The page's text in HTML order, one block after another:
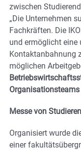
zwischen
„Die Unternehmen
Fachkräften. Die
und ermöglicht eine
Kontaktanbahnung
möglichen
Organisationsteams
Messe von
Organisiert wurde
einer